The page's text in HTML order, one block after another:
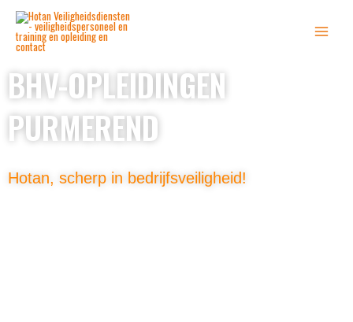
naar
BHV-OPLEIDINGEN
PURMEREND
Hotan, scherp in bedrijfsveiligheid!